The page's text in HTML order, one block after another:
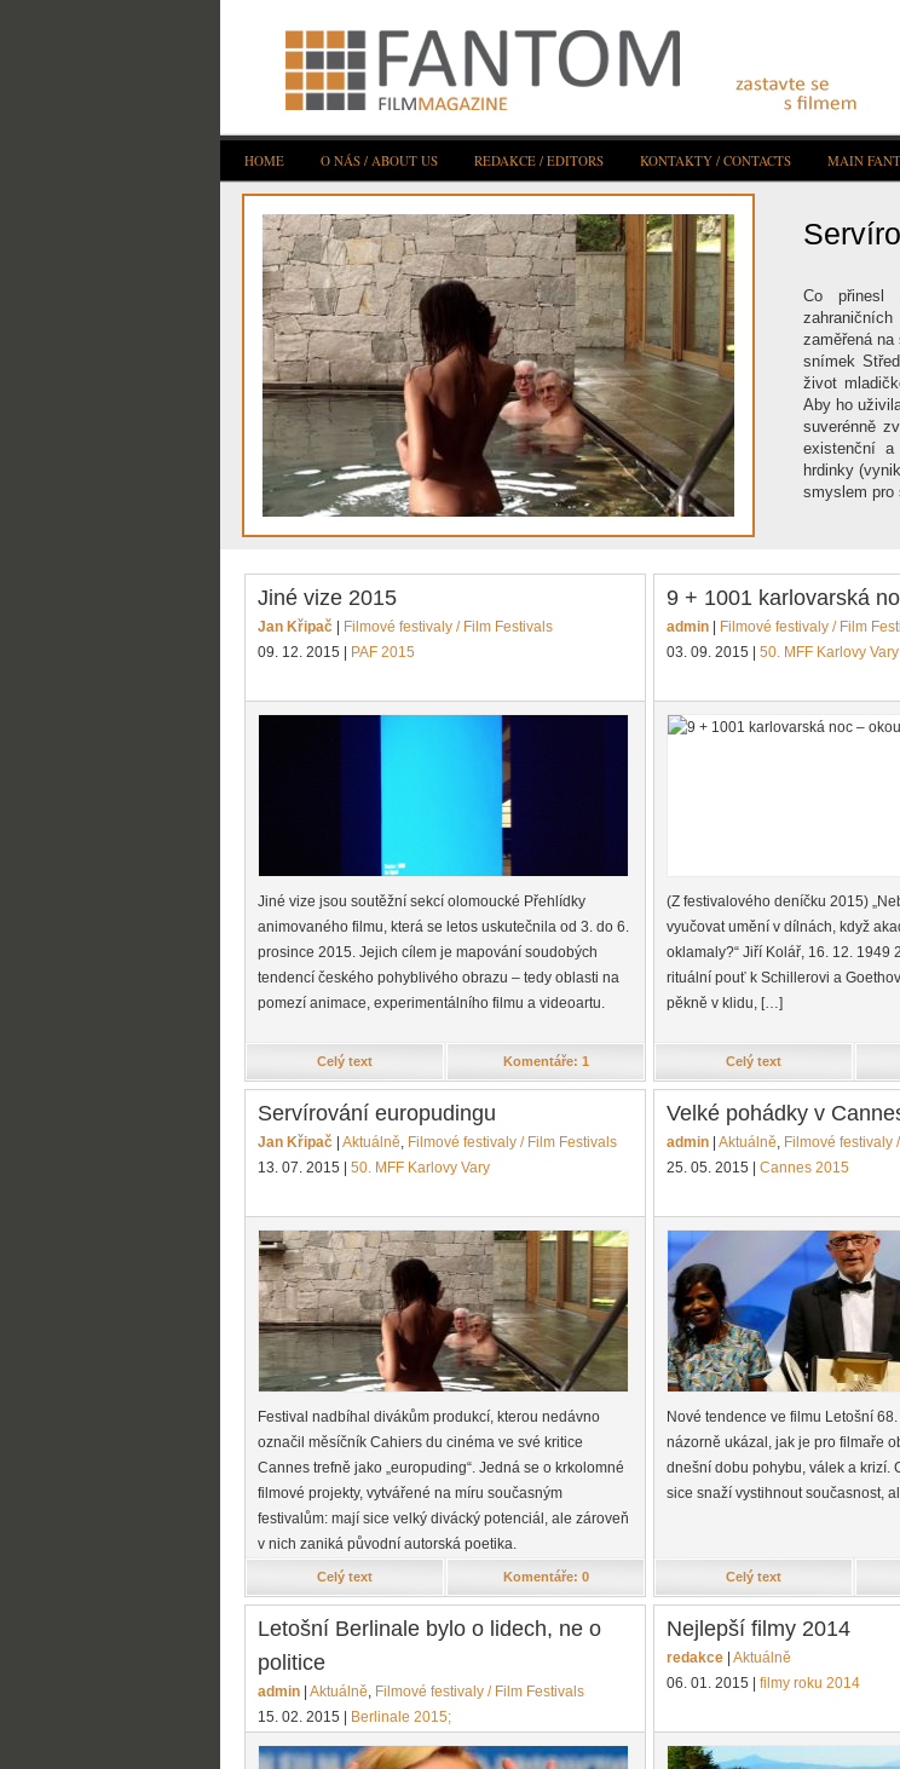
HOME O NÁS / ABOUT US REDAKCE / EDITORS KONTAKTY / CONTACTS MAIN
Co přinesl
zaměřená
snímek
život
Aby ho
suverénně
existenční a
hrdinky
smyslem pro
Jiné vize 2015
Jan Křipač
Filmové festivaly / Film Festivals
09. 12. 2015
PAF 2015
Jiné vize jsou soutěžní sekcí olomoucké Přehlídky
animovaného filmu, která se letos uskutečnila od 3. do 6.
prosince 2015. Jejich cílem je mapování soudobých
tendencí českého pohyblivého obrazu – tedy oblasti na
pomezí animace, experimentálního filmu a videoartu.
Celý text Komentáře: 1
9 + 1001 karlovarská
admin
Filmové festivaly / Film
03. 09. 2015
50. MFF Karlovy Vary
(Z festivalového deníčku 2015)
vyučovat umění v dílnách, když
oklamaly?“ Jiří Kolář, 16. 12. 1949
rituální pouť k Schillerovi a
pěkně v klidu, […]
Celý text
Servírování europudingu
Jan Křipač Aktuálně, Filmové festivaly / Film Festivals
13. 07. 2015
50. MFF Karlovy Vary
Festival nadbíhal divákům produkcí, kterou nedávno
označil měsíčník Cahiers du cinéma ve své kritice
Cannes trefně jako „europuding“. Jedná se o krkolomné
filmové projekty, vytvářené na míru současným
festivalům: mají sice velký divácký potenciál, ale zároveň
v nich zaniká původní autorská poetika.
Celý text Komentáře: 0
Velké pohádky v
admin Aktuálně, Filmové festivaly
25. 05. 2015
Cannes 2015
Nové tendence ve filmu Letošní
názorně ukázal, jak je pro filmaře
dnešní dobu pohybu, válek a krizí.
sice snaží vystihnout současnost,
Celý text
Letošní Berlinale bylo o lidech, ne o
politice
admin Aktuálně, Filmové festivaly / Film Festivals
15. 02. 2015
Berlinale 2015;
Nejlepší filmy 2014
redakce Aktuálně
06. 01. 2015
filmy roku 2014